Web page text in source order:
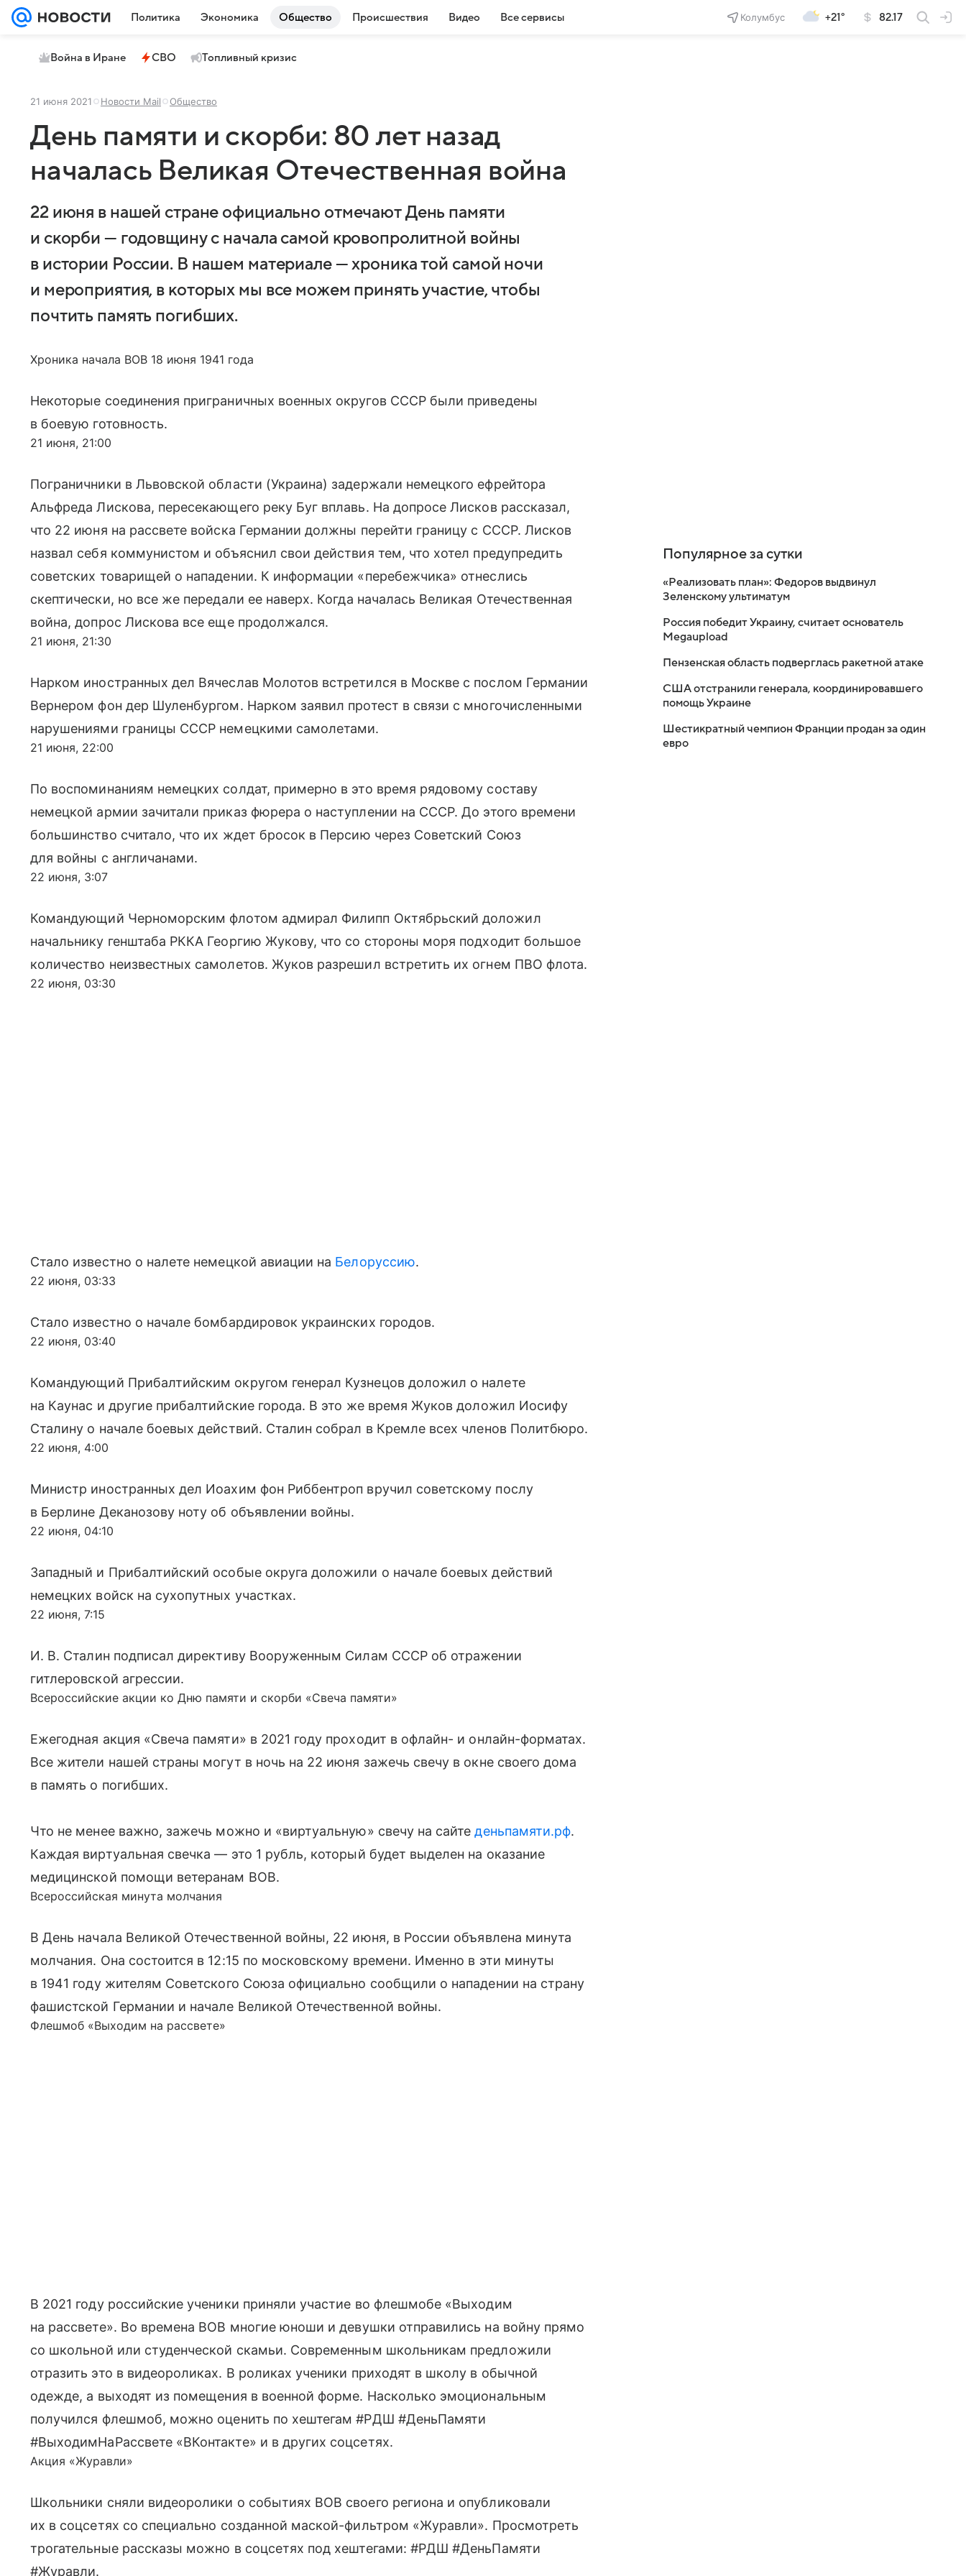
Политика Экономика Общество Происшествия Видео Все сервисы Колумбус +21° 82.17
Война в Иране СВО Топливный кризис
21 июня 2021 Новости Mail Общество
День памяти и скорби: 80 лет назад
началась Великая Отечественная война
22 июня в нашей стране официально отмечают День памяти
и скорби — годовщину с начала самой кровопролитной войны
в истории России. В нашем материале — хроника той самой ночи
и мероприятия, в которых мы все можем принять участие, чтобы
почтить память погибших.
Хроника начала ВОВ 18 июня 1941 года
Некоторые соединения приграничных военных округов СССР были приведены
в боевую готовность.
21 июня, 21:00
Пограничники в Львовской области (Украина) задержали немецкого ефрейтора
Альфреда Лискова, пересекающего реку Буг вплавь. На допросе Лисков рассказал,
что 22 июня на рассвете войска Германии должны перейти границу с СССР. Лисков
назвал себя коммунистом и объяснил свои действия тем, что хотел предупредить
советских товарищей о нападении. К информации «перебежчика» отнеслись
скептически, но все же передали ее наверх. Когда началась Великая Отечественная
война, допрос Лискова все еще продолжался.
21 июня, 21:30
Нарком иностранных дел Вячеслав Молотов встретился в Москве с послом Германии
Вернером фон дер Шуленбургом. Нарком заявил протест в связи с многочисленными
нарушениями границы СССР немецкими самолетами.
21 июня, 22:00
По воспоминаниям немецких солдат, примерно в это время рядовому составу
немецкой армии зачитали приказ фюрера о наступлении на СССР. До этого времени
большинство считало, что их ждет бросок в Персию через Советский Союз
для войны с англичанами.
22 июня, 3:07
Командующий Черноморским флотом адмирал Филипп Октябрьский доложил
начальнику генштаба РККА Георгию Жукову, что со стороны моря подходит большое
количество неизвестных самолетов. Жуков разрешил встретить их огнем ПВО флота.
22 июня, 03:30
Стало известно о налете немецкой авиации на Белоруссию.
22 июня, 03:33
Стало известно о начале бомбардировок украинских городов.
22 июня, 03:40
Командующий Прибалтийским округом генерал Кузнецов доложил о налете
на Каунас и другие прибалтийские города. В это же время Жуков доложил Иосифу
Сталину о начале боевых действий. Сталин собрал в Кремле всех членов Политбюро.
22 июня, 4:00
Министр иностранных дел Иоахим фон Риббентроп вручил советскому послу
в Берлине Деканозову ноту об объявлении войны.
22 июня, 04:10
Западный и Прибалтийский особые округа доложили о начале боевых действий
немецких войск на сухопутных участках.
22 июня, 7:15
И. В. Сталин подписал директиву Вооруженным Силам СССР об отражении
гитлеровской агрессии.
Всероссийские акции ко Дню памяти и скорби «Свеча памяти»
Ежегодная акция «Свеча памяти» в 2021 году проходит в офлайн- и онлайн-форматах.
Все жители нашей страны могут в ночь на 22 июня зажечь свечу в окне своего дома
в память о погибших.
Что не менее важно, зажечь можно и «виртуальную» свечу на сайтеденьпамяти.рф.
Каждая виртуальная свечка — это 1 рубль, который будет выделен на оказание
медицинской помощи ветеранам ВОВ.
Всероссийская минута молчания
В День начала Великой Отечественной войны, 22 июня, в России объявлена минута
молчания. Она состоится в 12:15 по московскому времени. Именно в эти минуты
в 1941 году жителям Советского Союза официально сообщили о нападении на страну
фашистской Германии и начале Великой Отечественной войны.
Флешмоб «Выходим на рассвете»
В 2021 году российские ученики приняли участие во флешмобе «Выходим
на рассвете». Во времена ВОВ многие юноши и девушки отправились на войну прямо
со школьной или студенческой скамьи. Современным школьникам предложили
отразить это в видеороликах. В роликах ученики приходят в школу в обычной
одежде, а выходят из помещения в военной форме. Насколько эмоциональным
получился флешмоб, можно оценить по хештегам #РДШ #ДеньПамяти
#ВыходимНаРассвете «ВКонтакте» и в других соцсетях.
Акция «Журавли»
Школьники сняли видеоролики о событиях ВОВ своего региона и опубликовали
их в соцсетях со специально созданной маской-фильтром «Журавли». Просмотреть
трогательные рассказы можно в соцсетях под хештегами: #РДШ #ДеньПамяти
#Журавли.
Популярное за сутки
«Реализовать план»: Федоров выдвинул
Зеленскому ультиматум
Россия победит Украину, считает основатель
Megaupload
Пензенская область подверглась ракетной атаке
США отстранили генерала, координировавшего
помощь Украине
Шестикратный чемпион Франции продан за один
евро